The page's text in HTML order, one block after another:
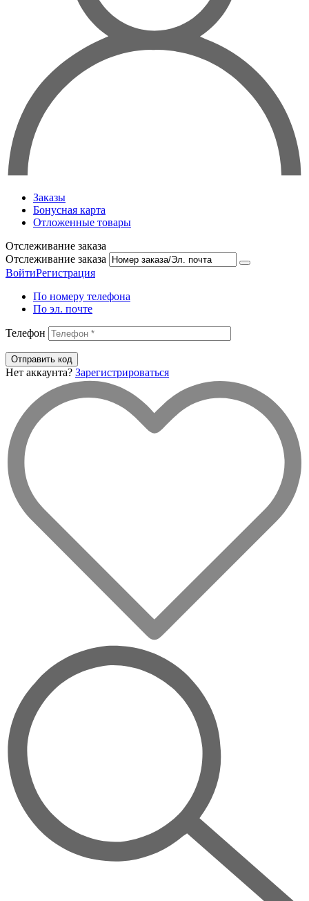
Заказы
Бонусная карта
Отложенные товары
Отслеживание заказа
Отслеживание заказа
ВойтиРегистрация
По номеру телефона
По эл. почте
Телефон
Отправить код
Нет аккаунта? Зарегистрироваться